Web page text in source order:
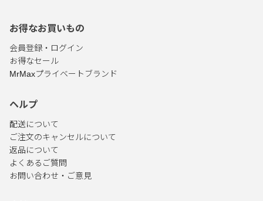
お得なお買いもの
会員登録・ログイン
お得なセール
MrMaxプライベートブランド
ヘルプ
配送について
ご注文のキャンセルについて
返品について
よくあるご質問
お問い合わせ・ご意見